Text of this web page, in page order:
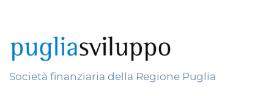
Società finanziaria della Regione Puglia